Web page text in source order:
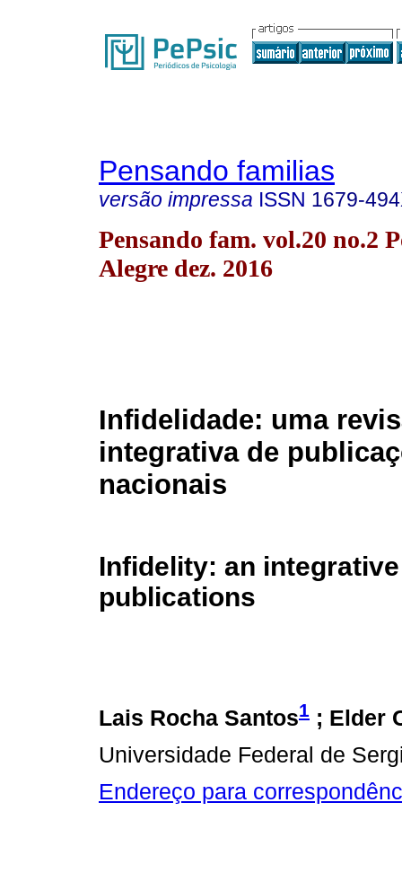
Pensando familias
versão impressa ISSN 1679-
Pensando fam. vol.20 no.2
Alegre dez. 2016
Infidelidade: uma
integrativa de
nacionais
Infidelity: an
publications
Lais Rocha Santos1 ; Elder
Universidade Federal de
Endereço para